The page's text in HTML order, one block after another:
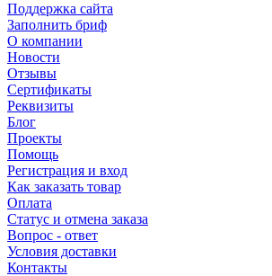
Поддержка сайта
Заполнить бриф
О компании
Новости
Отзывы
Сертификаты
Реквизиты
Блог
Проекты
Помощь
Регистрация и вход
Как заказать товар
Оплата
Статус и отмена заказа
Вопрос - ответ
Условия доставки
Контакты